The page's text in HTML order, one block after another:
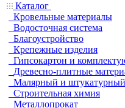
Каталог
Кровельные материалы
Водосточная система
Благоустройство
Крепежные изделия
Гипсокартон и
Древесно-плитные
Малярный и
Строительная химия
Металлопрокат